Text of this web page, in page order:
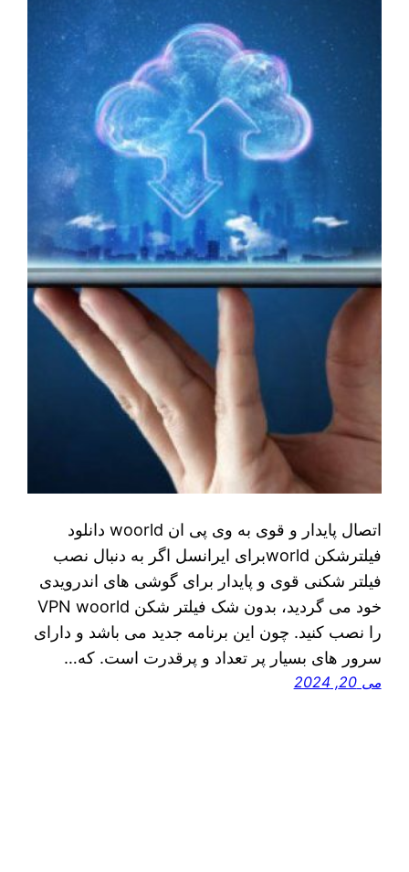
اتصال پایدار و قوی به وی پی ان woorld دانلود
فیلترشکن worldبرای ایرانسل اگر به دنبال نصب
فیلتر شکنی قوی و پایدار برای گوشی‌ های اندرویدی
خود می‌ گردید، بدون شک فیلتر شکن VPN woorld
را نصب کنید. چون این برنامه جدید می‌ باشد و دارای
سرور های بسیار پر تعداد و پرقدرت است. که…
می 20, 2024